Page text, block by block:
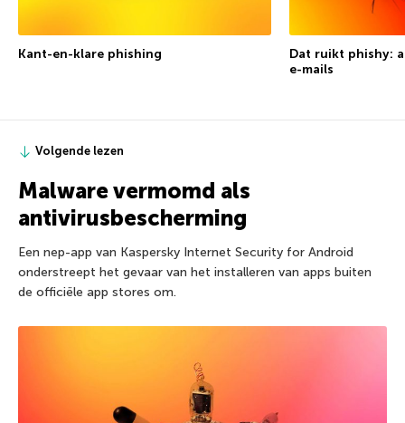
Kant-en-klare phishing
Dat ruikt phishy:
e-mails
Volgende lezen
Malware vermomd als
antivirusbescherming
Een nep-app van Kaspersky Internet Security for Android
onderstreept het gevaar van het installeren van apps buiten
de officiële app stores om.